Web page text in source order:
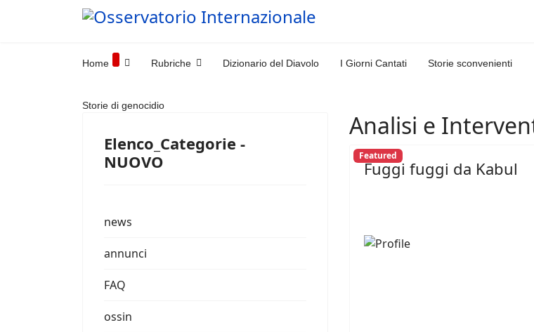
Home Rubriche Dizionario del Diavolo I Giorni Cantati Storie sconvenienti
Storie di genocidio
Elenco_Categorie -
NUOVO
news
annunci
FAQ
ossin
Analisi e
Featured
Fuggi fuggi da Kabul